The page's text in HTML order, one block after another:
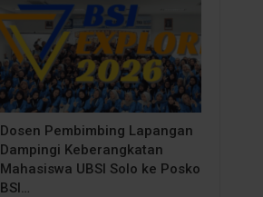
Dosen Pembimbing Lapangan
Dampingi Keberangkatan
Mahasiswa UBSI Solo ke Posko
BSI…